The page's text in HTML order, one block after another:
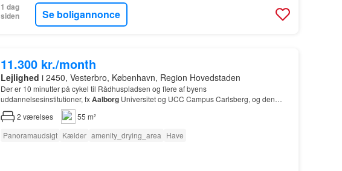
1 dag
siden
Se boligannonce
11.300 kr./month
Lejlighed i 2450, Vesterbro, København, Region Hovedstaden
Der er 10 minutter på cykel til Rådhuspladsen og flere af byens
uddannelsesinstitutioner, fxAalborgUniversitet og UCC Campus Carlsberg, og den
kommende
2 værelses
55 m²
Panoramaudsigt Kælder amenity_drying_area Have